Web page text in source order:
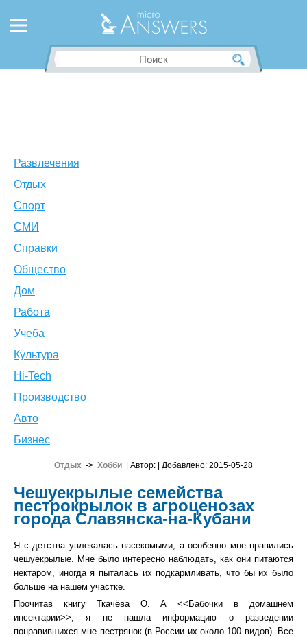
Развлечения
Отдых
Спорт
СМИ
Справки
Общество
Дом
Работа
Учеба
Культура
Hi-Tech
Производство
Авто
Бизнес
Отдых -> Хобби | Автор: | Добавлено: 2015-05-28
Чешуекрылые семейства
пестрокрылок в агроценозах
города Славянска-на-Кубани
Я с детства увлекалась насекомыми, а особенно мне нравились
чешуекрылые. Мне было интересно наблюдать, как они питаются
нектаром, иногда я пыталась их подкармливать, что бы их было
больше на нашем участке.
Прочитав книгу Ткачёва О. А <<Бабочки в домашнем
инсектарии>>, я не нашла информацию о разведении
понравившихся мне пестрянок (в России их около 100 видов). Все